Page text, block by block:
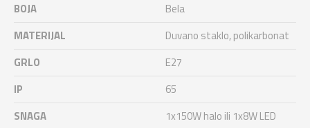
BOJA
Bela
MATERIJAL
Duvano staklo, polikarbonat
GRLO
E27
IP
65
SNAGA
1x150W halo ili 1x8W LED